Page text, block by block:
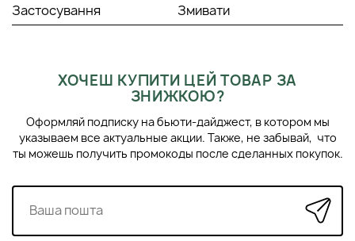
Застосування
Змивати
ХОЧЕШ КУПИТИ ЦЕЙ ТОВАР ЗА
ЗНИЖКОЮ?
Оформляй подписку на бьюти-дайджест, в котором мы
указываем все актуальные акции. Также, не забывай, что
ты можешь получить промокоды после сделанных покупок.